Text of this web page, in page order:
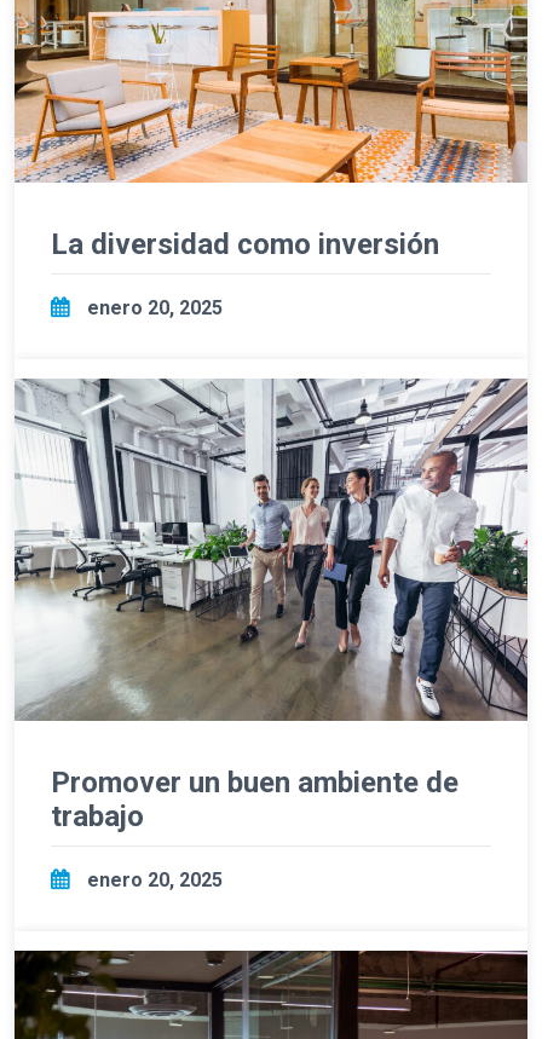
La diversidad como inversión
enero 20, 2025
Promover un buen ambiente de
trabajo
enero 20, 2025